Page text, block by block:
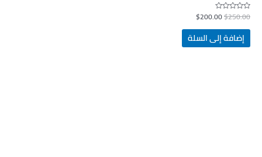
تم
التقييم0من
$250.00
$200.00
إضافة إلى السلة